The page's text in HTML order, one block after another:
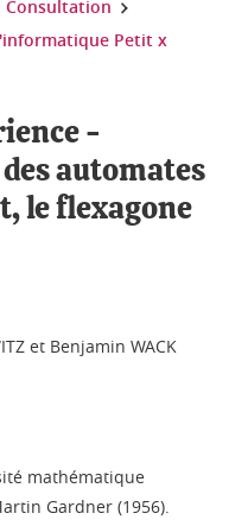
Consultation
Petit x
-
automates
le flexagone
et Benjamin WACK
mathématique
Gardner (1956).